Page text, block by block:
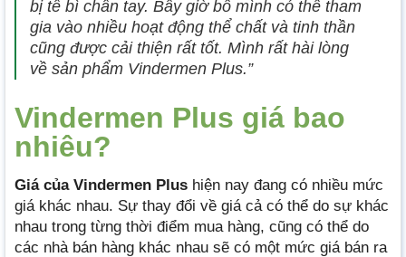
bị tê bì chân tay. Bây giờ bố mình có thể tham
gia vào nhiều hoạt động thể chất và tinh thần
cũng được cải thiện rất tốt. Mình rất hài lòng
về sản phẩm Vindermen Plus.”
Vindermen Plus giá bao
nhiêu?
Giá của Vindermen Plus hiện nay đang có nhiều mức
giá khác nhau. Sự thay đổi về giá cả có thể do sự khác
nhau trong từng thời điểm mua hàng, cũng có thể do
các nhà bán hàng khác nhau sẽ có một mức giá bán ra